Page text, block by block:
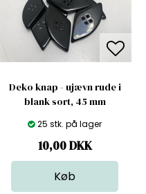
Deko knap - ujævn rude i
blank sort, 45 mm
25 stk. på lager
10,00DKK